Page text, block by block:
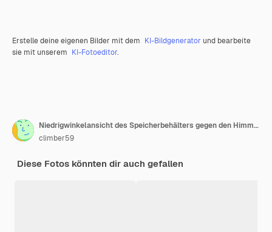
Erstelle deine eigenen Bilder mit dem KI-Bildgenerator und bearbeite
sie mit unserem KI-Fotoeditor.
Niedrigwinkelansicht des Speicherbehälters gegen den Himmel
climber59
Diese Fotos könnten dir auch gefallen